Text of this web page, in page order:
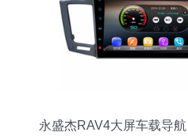
永盛杰RAV4大屏车载导